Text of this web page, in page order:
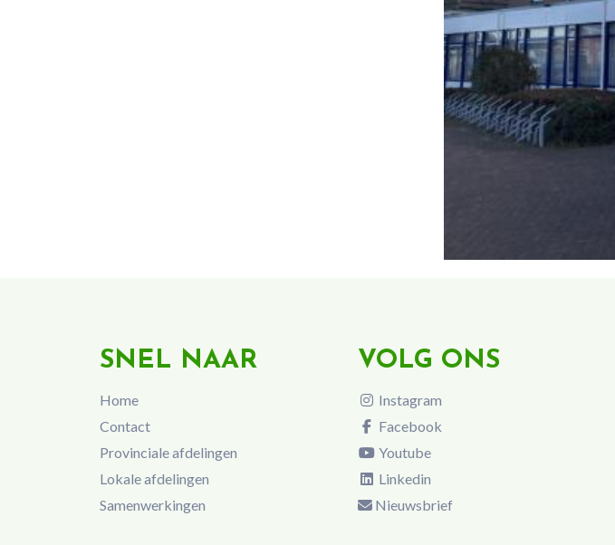
SNEL NAAR
Home
Contact
Provinciale afdelingen
Lokale afdelingen
Samenwerkingen
VOLG ONS
Instagram
Facebook
Youtube
Linkedin
Nieuwsbrief